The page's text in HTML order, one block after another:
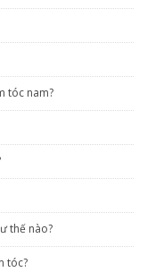
tóc nam?
thế nào?
tóc?